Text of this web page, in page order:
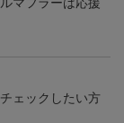
ェックしたい方